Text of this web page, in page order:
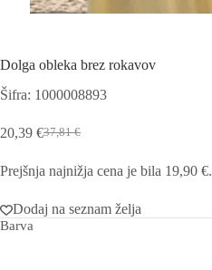
Dolga obleka brez rokavov
Šifra: 1000008893
37,81€
Izvirna
je
37,81 €.
20,39 €Trenutna
je:
Prejšnja najnižja cena je bila 19,90 €.
Dodaj na seznam želja
Barva